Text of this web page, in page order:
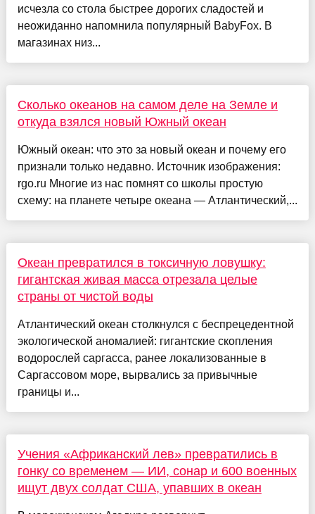
исчезла со стола быстрее дорогих сладостей и
неожиданно напомнила популярный BabyFox. В
магазинах низ...
Сколько океанов на самом деле на Земле и
откуда взялся новый Южный океан
Южный океан: что это за новый океан и почему его
признали только недавно. Источник изображения:
rgo.ru Многие из нас помнят со школы простую
схему: на планете четыре океана — Атлантический,...
Океан превратился в токсичную ловушку:
гигантская живая масса отрезала целые
страны от чистой воды
Атлантический океан столкнулся с беспрецедентной
экологической аномалией: гигантские скопления
водорослей саргасса, ранее локализованные в
Саргассовом море, вырвались за привычные
границы и...
Учения «Африканский лев» превратились в
гонку со временем — ИИ, сонар и 600 военных
ищут двух солдат США, упавших в океан